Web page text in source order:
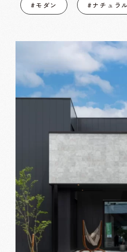
#モダン #ナチュラル